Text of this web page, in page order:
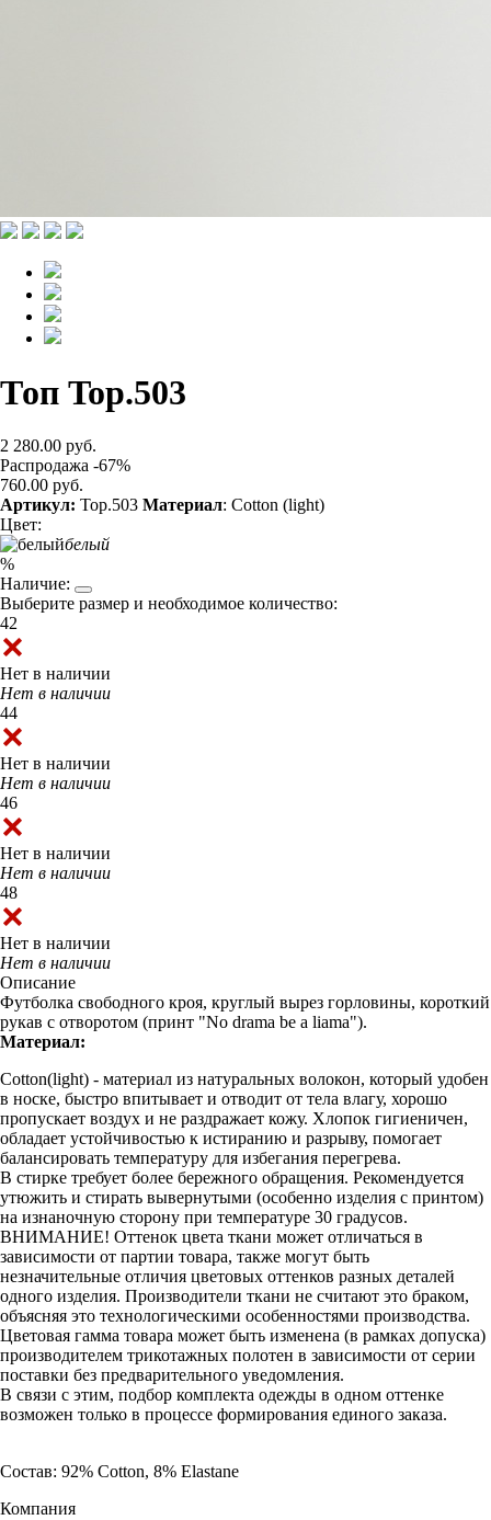
Топ Top.503
2 280.00 руб.
Распродажа -67%
760.00 руб.
Артикул: Top.503 Материал: Cotton (light)
Цвет:
белый
%
Наличие:
Выберите размер и необходимое количество:
42
Нет в наличии
Нет в наличии
44
Нет в наличии
Нет в наличии
46
Нет в наличии
Нет в наличии
48
Нет в наличии
Нет в наличии
Описание
Футболка свободного кроя, круглый вырез горловины, короткий
рукав с отворотом (принт "No drama be a liama").
Материал:
Cotton(light) - материал из натуральных волокон, который удобен
в носке, быстро впитывает и отводит от тела влагу, хорошо
пропускает воздух и не раздражает кожу. Хлопок гигиеничен,
обладает устойчивостью к истиранию и разрыву, помогает
балансировать температуру для избегания перегрева.
В стирке требует более бережного обращения. Рекомендуется
утюжить и стирать вывернутыми (особенно изделия с принтом)
на изнаночную сторону при температуре 30 градусов.
ВНИМАНИЕ! Оттенок цвета ткани может отличаться в
зависимости от партии товара, также могут быть
незначительные отличия цветовых оттенков разных деталей
одного изделия. Производители ткани не считают это браком,
объясняя это технологическими особенностями производства.
Цветовая гамма товара может быть изменена (в рамках допуска)
производителем трикотажных полотен в зависимости от серии
поставки без предварительного уведомления.
В связи с этим, подбор комплекта одежды в одном оттенке
возможен только в процессе формирования единого заказа.
Состав: 92% Cotton, 8% Elastane
Компания